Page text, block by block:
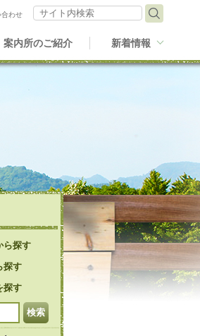
案内所のご紹介 新着情報
合わせ
サイト内検索
ら探す
探す
探す